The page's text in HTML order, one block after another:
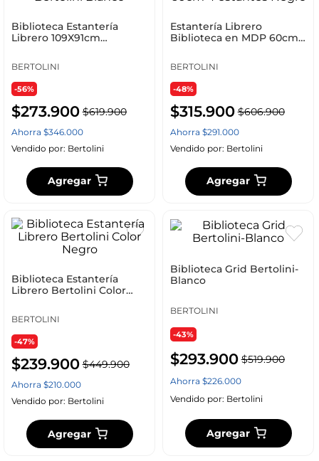
Biblioteca Estantería
Librero 109X91cm
BERTOLINI
-56%
$273.900 $619.900
Ahorra $346.000
Vendido por: Bertolini
Agregar
Estantería Librero
Biblioteca en MDP 60cm
BERTOLINI
-48%
$315.900 $606.900
Ahorra $291.000
Vendido por: Bertolini
Agregar
Biblioteca Estantería
Librero Bertolini Color
BERTOLINI
-47%
$239.900 $449.900
Ahorra $210.000
Vendido por: Bertolini
Agregar
Biblioteca Grid Bertolini-
Blanco
BERTOLINI
-43%
$293.900 $519.900
Ahorra $226.000
Vendido por: Bertolini
Agregar